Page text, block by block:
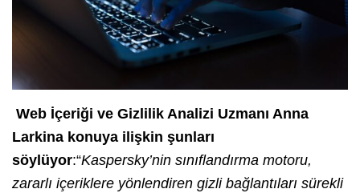
Web İçeriği ve Gizlilik Analizi Uzmanı Anna
Larkina konuya ilişkin şunları
söylüyor:“Kaspersky’nin sınıflandırma motoru,
zararlı içeriklere yönlendiren gizli bağlantıları sürekli